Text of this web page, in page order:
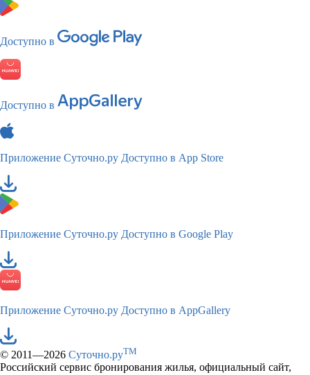
Доступно в
Доступно в
Приложение Суточно.ру Доступно в App Store
Приложение Суточно.ру Доступно в Google Play
Приложение Суточно.ру Доступно в AppGallery
© 2011—2026 Суточно.руTM
Российский сервис бронирования жилья, официальный сайт,